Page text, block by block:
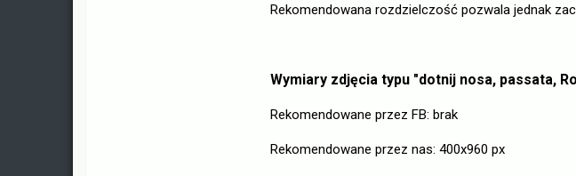
Rekomendowana rozdzielczość pozwala jednak
Wymiary zdjęcia typu "dotnij nosa, passata,
Rekomendowane przez FB: brak
Rekomendowane przez nas: 400x960 px